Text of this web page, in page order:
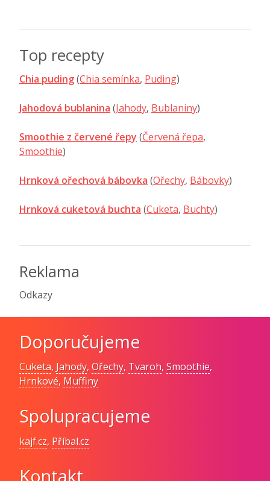
Top recepty
Chia puding(Chia semínka, Puding)
Jahodová bublanina (Jahody, Bublaniny)
Smoothie z červené řepy (Červená řepa,
Smoothie)
Hrnková ořechová bábovka (Ořechy, Bábovky)
Hrnková cuketová buchta (Cuketa, Buchty)
Reklama
Odkazy
Doporučujeme
Cuketa, Jahody,Ořechy, Tvaroh,Smoothie,
Hrnkové, Muffiny
Spolupracujeme
kajf.cz, Příbal.cz
Kontakt